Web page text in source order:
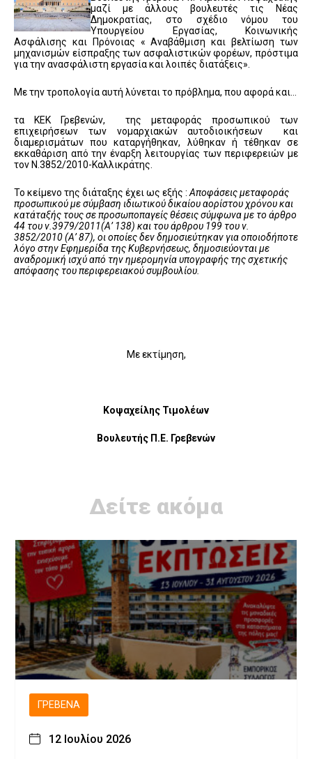
μαζί με άλλους βουλευτές τις Νέας
Δημοκρατίας, στο σχέδιο νόμου του
Υπουργείου Εργασίας, Κοινωνικής
Ασφάλισης και Πρόνοιας « Αναβάθμιση και βελτίωση των
μηχανισμών είσπραξης των ασφαλιστικών φορέων, πρόστιμα
για την ανασφάλιστη εργασία και λοιπές διατάξεις».
Με την τροπολογία αυτή λύνεται το πρόβλημα, που αφορά και…
τα ΚΕΚ Γρεβενών, της μεταφοράς προσωπικού των
επιχειρήσεων των νομαρχιακών αυτοδιοικήσεων και
διαμερισμάτων που καταργήθηκαν, λύθηκαν ή τέθηκαν σε
εκκαθάριση από την έναρξη λειτουργίας των περιφερειών με
τον Ν.3852/2010-Καλλικράτης.
Το κείμενο της διάταξης έχει ως εξής : Αποφάσεις μεταφοράς
προσωπικού με σύμβαση ιδιωτικού δικαίου αορίστου χρόνου και
κατάταξής τους σε προσωποπαγείς θέσεις σύμφωνα με το άρθρο
44 του ν.3979/2011(Α’ 138) και του άρθρου 199 του ν.
3852/2010 (Α’ 87), οι οποίες δεν δημοσιεύτηκαν για οποιοδήποτε
λόγο στην Εφημερίδα της Κυβερνήσεως, δημοσιεύονται με
αναδρομική ισχύ από την ημερομηνία υπογραφής της σχετικής
απόφασης του περιφερειακού συμβουλίου.
Με εκτίμηση,
Κοψαχείλης Τιμολέων
Βουλευτής Π.Ε. Γρεβενών
Δείτε ακόμα
ΓΡΕΒΕΝΆ
12 Ιουλίου 2026